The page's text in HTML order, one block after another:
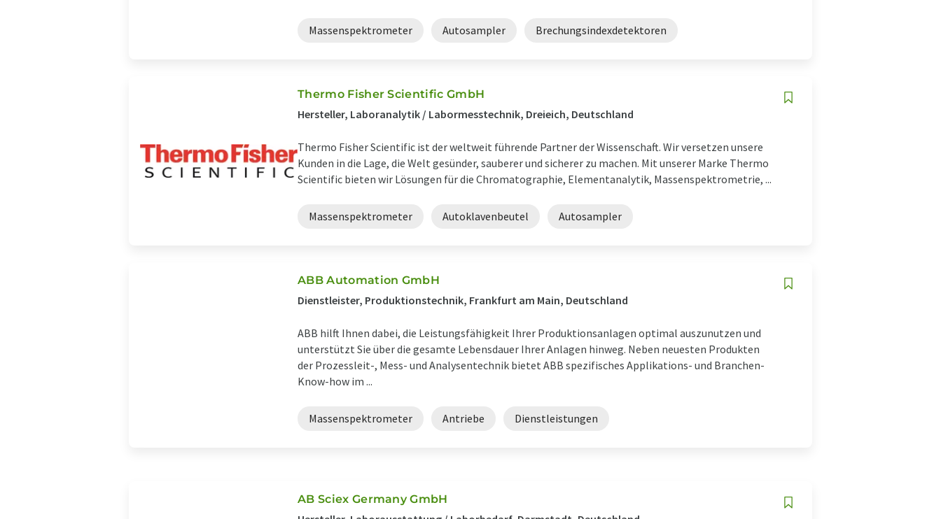
Massenspektrometer Autosampler Brechungsindexdetektoren
Thermo Fisher Scientific GmbH
Hersteller, Laboranalytik / Labormesstechnik, Dreieich, Deutschland
Thermo Fisher Scientific ist der weltweit führende Partner der Wissenschaft. Wir versetzen unsere
Kunden in die Lage, die Welt gesünder, sauberer und sicherer zu machen. Mit unserer Marke Thermo
Scientific bieten wir Lösungen für die Chromatographie, Elementanalytik, Massenspektrometrie, ...
Massenspektrometer Autoklavenbeutel Autosampler
ABB Automation GmbH
Dienstleister, Produktionstechnik, Frankfurt am Main, Deutschland
ABB hilft Ihnen dabei, die Leistungsfähigkeit Ihrer Produktionsanlagen optimal auszunutzen und
unterstützt Sie über die gesamte Lebensdauer Ihrer Anlagen hinweg. Neben neuesten Produkten
der Prozessleit-, Mess- und Analysentechnik bietet ABB spezifisches Applikations- und Branchen-
Know-how im ...
Massenspektrometer Antriebe Dienstleistungen
AB Sciex Germany GmbH